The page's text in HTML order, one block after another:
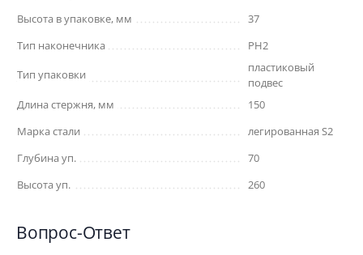
Высота в упаковке, мм
37
Тип наконечника
PH2
Тип упаковки
пластиковый
подвес
Длина стержня, мм
150
Марка стали
легированная S2
Глубина уп.
70
Высота уп.
260
Вопрос-Ответ